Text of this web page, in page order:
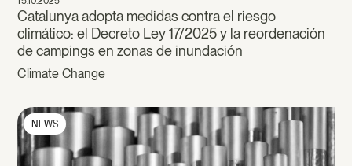
Catalunya adopta medidas contra el riesgo
climático: el Decreto Ley 17/2025 y la reordenación
de campings en zonas de inundación
Climate Change
NEWS